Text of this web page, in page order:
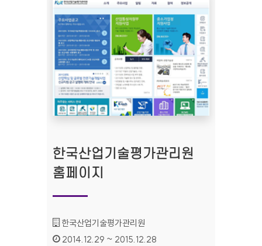
한국산업기술평가관리원
홈페이지
기관명 :
한국산업기술평가관리원
인증기간 :
2014.12.29 ~ 2015.12.28